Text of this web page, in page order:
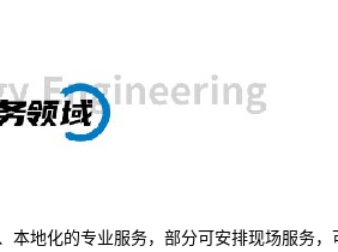
地化的专业服务，部分可安排现场服务